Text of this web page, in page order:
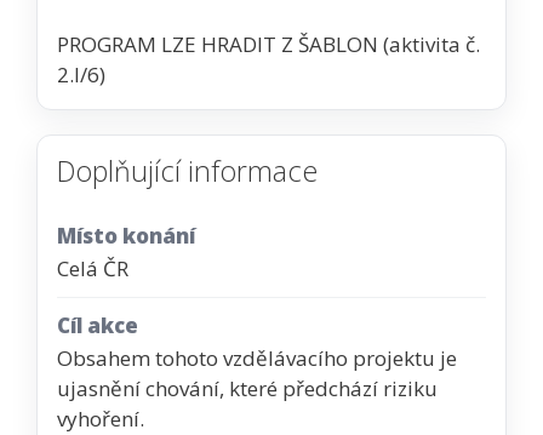
PROGRAM LZE HRADIT Z ŠABLON (aktivita č.
2.I/6)
Doplňující informace
Místo konání
Celá ČR
Cíl akce
Obsahem tohoto vzdělávacího projektu je
ujasnění chování, které předchází riziku
vyhoření.